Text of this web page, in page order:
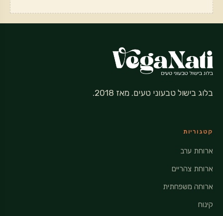
בלוג בישול טבעוני טעים. מאז 2018.
קטגוריות
ארוחת ערב
ארוחת צהריים
ארוחה משפחתית
קינוח